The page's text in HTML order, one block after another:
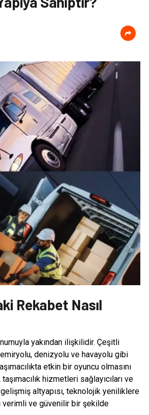
Rekabet Nasıl
yakından ilişkilidir. Çeşitli
denizyolu ve havayolu gibi
etkin bir oyuncu olmasını
hizmetleri sağlayıcıları ve
altyapısı, teknolojik yeniliklere
verimli ve güvenilir bir şekilde